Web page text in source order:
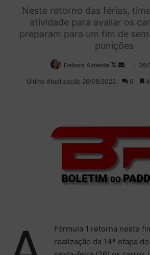
Neste retorno das férias,
atividade para avaliar os
preparam para um fim de
punições
Debora Almeida
Follow
on
Mande
um
26/
Última Atualização 26/08/2022 0
Fórmula 1 retorna neste
realização da 14ª etapa